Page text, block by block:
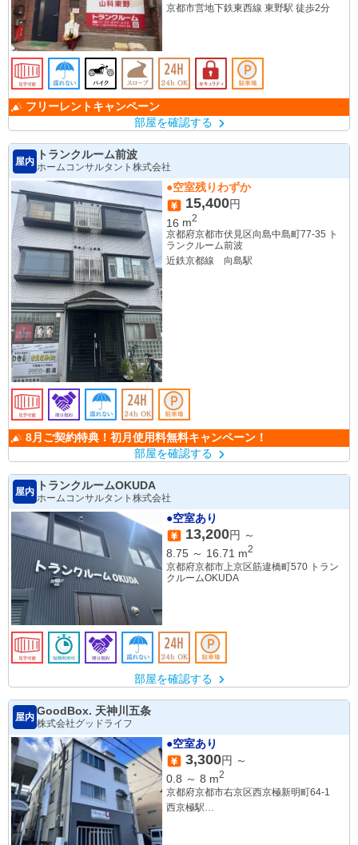
京都市営地下鉄東西線 東野駅 徒歩2分
フリーレントキャンペーン
部屋を確認する
屋内
トランクルーム前波
ホームコンサルタント株式会社
●空室残りわずか
15,400円
16 m2
京都府京都市伏見区向島中島町77-35 ト
ランクルーム前波
近鉄京都線 向島駅
8月ご契約特典！初月使用料無料キャンペーン！
部屋を確認する
屋内
トランクルームOKUDA
ホームコンサルタント株式会社
●空室あり
13,200円 ～
8.75 ～ 16.71 m2
京都府京都市上京区筋違橋町570 トラン
クルームOKUDA
部屋を確認する
屋内
GoodBox. 天神川五条
株式会社グッドライフ
●空室あり
3,300円 ～
0.8 ～ 8 m2
京都府京都市右京区西京極新明町64-1
西京極駅